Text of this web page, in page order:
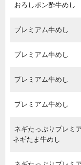
おろしポン酢牛めし
プレミアム牛めし
プレミアム牛めし
プレミアム牛めし
プレミアム牛めし
ネギたっぷりプレミ
ネギたま牛めし